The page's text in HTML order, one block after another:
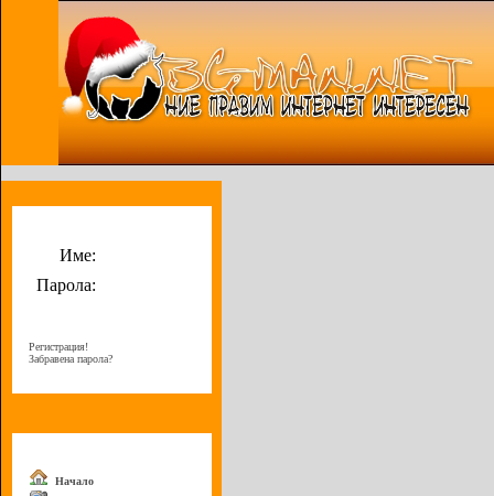
Име:
Парола:
Регистрация!
Забравена парола?
Начало